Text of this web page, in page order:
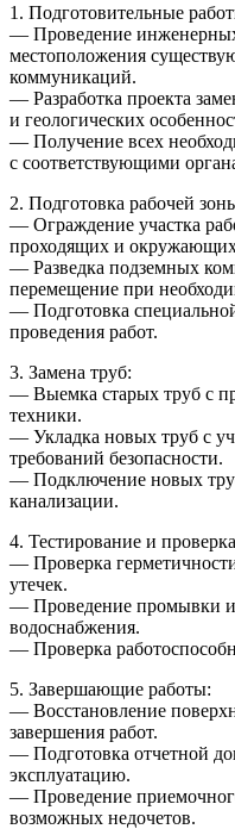
1. Подготовительные
— Проведение
местоположения
коммуникаций.
— Разработка проекта
и геологических
— Получение всех
с соответствующими
2. Подготовка рабочей
— Ограждение участка
проходящих и
— Разведка подземных
перемещение при
— Подготовка
проведения работ.
3. Замена труб:
— Выемка старых труб с
техники.
— Укладка новых труб с
требований безопасности.
— Подключение новых
канализации.
4. Тестирование и
— Проверка
утечек.
— Проведение промывки
водоснабжения.
— Проверка
5. Завершающие работы:
— Восстановление
завершения работ.
— Подготовка отчетной
эксплуатацию.
— Проведение
возможных недочетов.